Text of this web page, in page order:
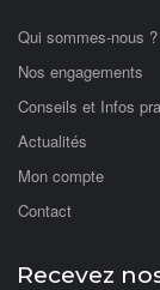
Qui sommes-nous ?
Nos engagements
Conseils et Infos
Actualités
Mon compte
Contact
Recevez